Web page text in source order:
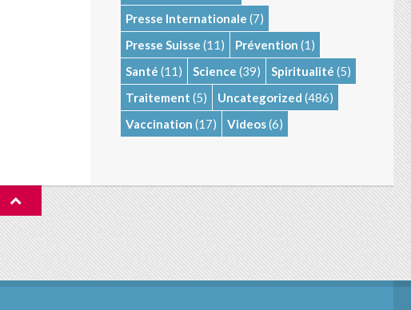
Presse Internationale (7)
Presse Suisse (11) Prévention (1)
Santé (11) Science (39) Spiritualité (5)
Traitement (5) Uncategorized (486)
Vaccination (17) Videos(6)